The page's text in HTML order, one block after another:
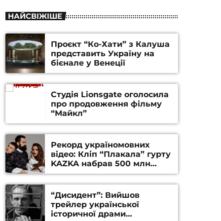
НАЙСВІЖІШЕ
Проєкт “Ко-Хати” з Калуша
представить Україну на
бієнале у Венеції
Студія Lionsgate оголосила
про продовження фільму
“Майкл”
Рекорд україномовних
відео: Кліп “Плакала” гурту
KAZKA набрав 500 млн
переглядів на YouTube
“Дисидент”: Вийшов
трейлер української
історичної драми